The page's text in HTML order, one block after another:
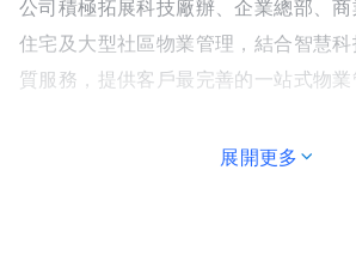
公司積極拓展科技廠辦、企業總部、
住宅及大型社區物業管理，結合智慧
質服務，提供客戶最完善的一站式物業
中工保全服務內容涵蓋：展開更多